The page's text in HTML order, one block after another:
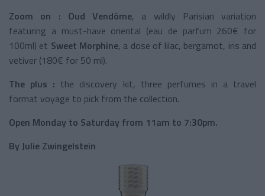
Zoom on : Oud Vendôme, a wildly Parisian variation
featuring a must-have oriental (eau de parfum 260€ for
100ml) et Sweet Morphine, a dose of lilac, bergamot, iris and
vetiver (180€ for 50 ml).
The plus : the discovery kit, three perfumes in a travel
format voyage to pick from the collection.
Open Monday to Saturday from 11am to 7:30pm.
By Julie Zwingelstein